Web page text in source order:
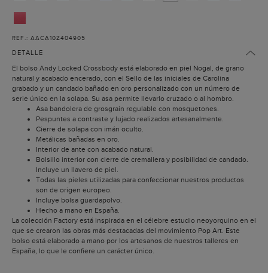
REF.: AACA10Z404905
DETALLE
El bolso Andy Locked Crossbody está elaborado en piel Nogal, de grano
natural y acabado encerado, con el Sello de las iniciales de Carolina
grabado y un candado bañado en oro personalizado con un número de
serie único en la solapa. Su asa permite llevarlo cruzado o al hombro.
Asa bandolera de grosgrain regulable con mosquetones.
Pespuntes a contraste y lujado realizados artesanalmente.
Cierre de solapa con imán oculto.
Metálicas bañadas en oro.
Interior de ante con acabado natural.
Bolsillo interior con cierre de cremallera y posibilidad de candado.
Incluye un llavero de piel.
Todas las pieles utilizadas para confeccionar nuestros productos
son de origen europeo.
Incluye bolsa guardapolvo.
Hecho a mano en España.
La colección Factory está inspirada en el célebre estudio neoyorquino en el
que se crearon las obras más destacadas del movimiento Pop Art. Este
bolso está elaborado a mano por los artesanos de nuestros talleres en
España, lo que le confiere un carácter único.